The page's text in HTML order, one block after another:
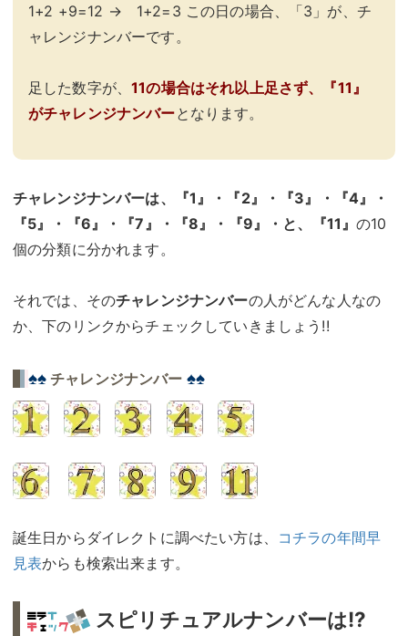
1+2 +9=12 → 1+2=3 この日の場合、「3」が、チ
ャレンジナンバーです。
足した数字が、11の場合はそれ以上足さず、『11』
がチャレンジナンバーとなります。
チャレンジナンバーは、『1』・『2』・『3』・『4』・
『5』・『6』・『7』・『8』・『9』・と、『11』の10
個の分類に分かれます。
それでは、そのチャレンジナンバーの人がどんな人なの
か、下のリンクからチェックしていきましょう!!
♠♠チャレンジナンバー ♠♠
誕生日からダイレクトに調べたい方は、
コチラの年間早
見表からも検索出来ます。
スピリチュアルナンバーは!?